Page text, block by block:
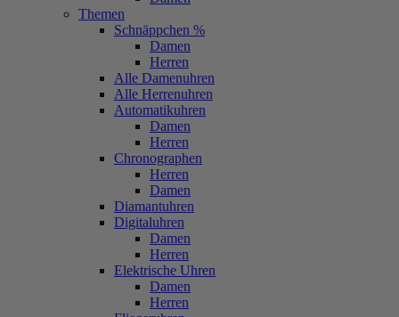
Themen
Schnäppchen %
Damen
Herren
Alle Damenuhren
Alle Herrenuhren
Automatikuhren
Damen
Herren
Chronographen
Herren
Damen
Diamantuhren
Digitaluhren
Damen
Herren
Elektrische Uhren
Damen
Herren